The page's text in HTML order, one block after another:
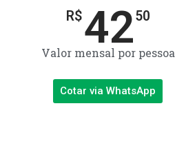
R$4250
Valor mensal por pessoa
Cotar via WhatsApp